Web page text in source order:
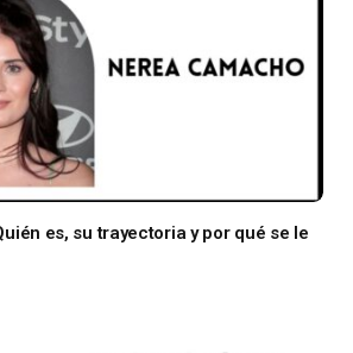
es, su trayectoria y por qué se le